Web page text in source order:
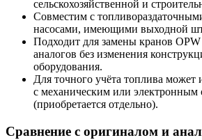
сельскохозяйственной и
Совместим с
насосами, имеющими выходной
Подходит для замены кранов
аналогов без изменения
оборудования.
Для точного учёта топлива может
с механическим или электронным
(приобретается отдельно).
Сравнение с оригиналом и